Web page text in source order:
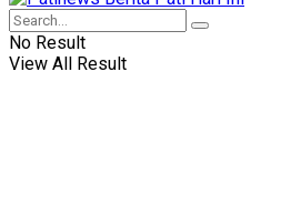
No Result
View All Result